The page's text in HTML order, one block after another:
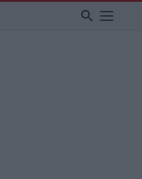
search